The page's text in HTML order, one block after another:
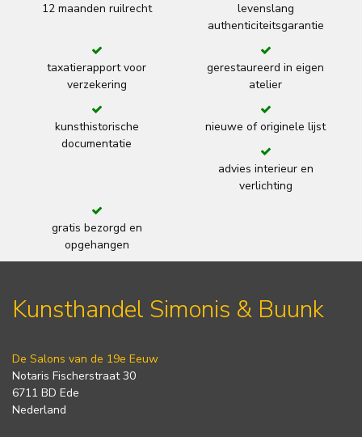
12 maanden ruilrecht
levenslang
authenticiteitsgarantie
taxatierapport voor
verzekering
gerestaureerd in eigen
atelier
kunsthistorische
documentatie
nieuwe of originele lijst
advies interieur en
verlichting
gratis bezorgd en
opgehangen
Kunsthandel Simonis & Buunk
De Salons van de 19e Eeuw
Notaris Fischerstraat 30
6711 BD Ede
Nederland